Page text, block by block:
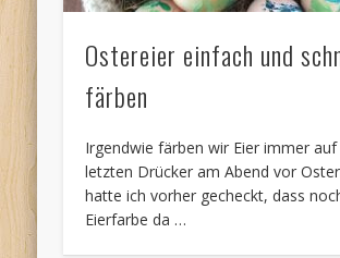
Ostereier einfach und
färben
Irgendwie färben wir Eier immer auf
letzten Drücker am Abend vor
hatte ich vorher gecheckt, dass
Eierfarbe da …